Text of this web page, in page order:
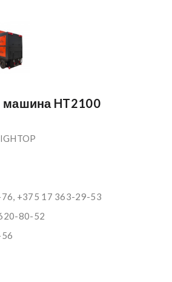
HT2100
+375 17 363-29-53
80-52